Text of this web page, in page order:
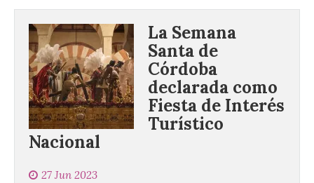
La Semana
Santa de
Córdoba
declarada como
Fiesta de Interés
Turístico
Nacional
27 Jun 2023
120 jóvenes completan su
entornos digitales en un